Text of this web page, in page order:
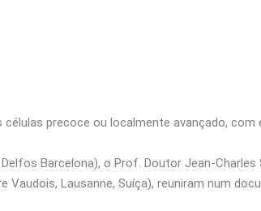
precoce ou localmente avançado,
Barcelona), o Prof. Doutor Jean-Charles
Lausanne, Suíça), reuniram num